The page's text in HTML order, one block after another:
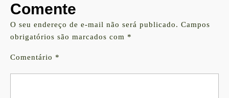
Comente
O seu endereço de e-mail não será publicado. Campos
obrigatórios são marcados com *
Comentário *